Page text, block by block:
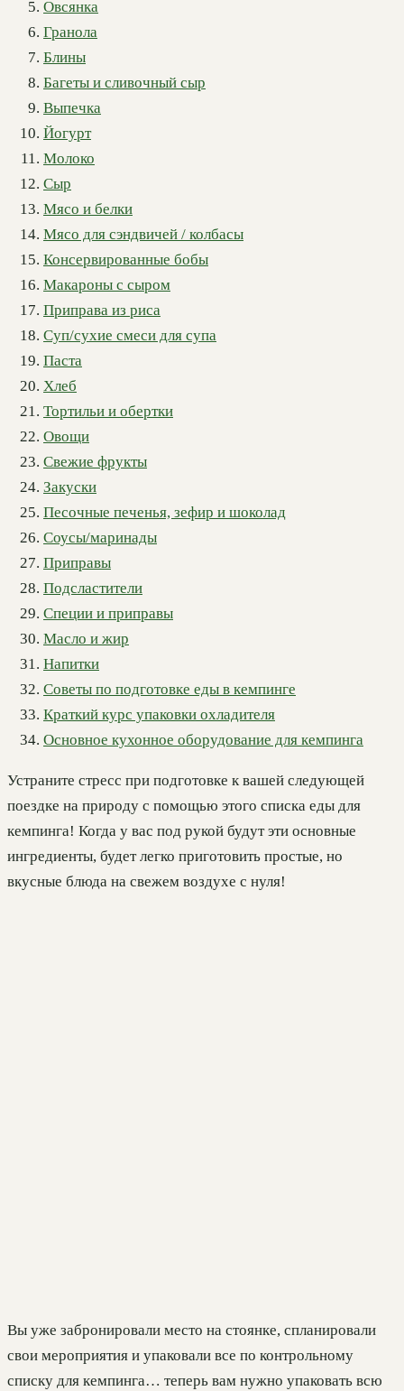
Овсянка
Гранола
Блины
Багеты и сливочный сыр
Выпечка
Йогурт
Молоко
Сыр
Мясо и белки
Мясо для сэндвичей / колбасы
Консервированные бобы
Макароны с сыром
Приправа из риса
Суп/сухие смеси для супа
Паста
Хлеб
Тортильи и обертки
Овощи
Свежие фрукты
Закуски
Песочные печенья, зефир и шоколад
Соусы/маринады
Приправы
Подсластители
Специи и приправы
Масло и жир
Напитки
Советы по подготовке еды в кемпинге
Краткий курс упаковки охладителя
Основное кухонное оборудование для кемпинга
Устраните стресс при подготовке к вашей следующей
поездке на природу с помощью этого списка еды для
кемпинга! Когда у вас под рукой будут эти основные
ингредиенты, будет легко приготовить простые, но
вкусные блюда на свежем воздухе с нуля!
Вы уже забронировали место на стоянке, спланировали
свои мероприятия и упаковали все по контрольному
списку для кемпинга… теперь вам нужно упаковать всю